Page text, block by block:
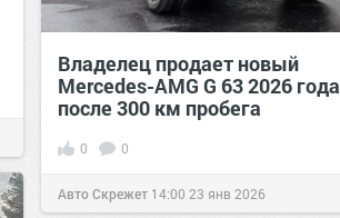
Владелец продает новый
Mercedes-AMG G 63 2026 года
после 300 км пробега
0 0
Авто Скрежет 14:00 23 янв 2026